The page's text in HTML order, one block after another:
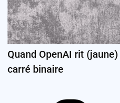
Quand OpenAI rit
carré binaire